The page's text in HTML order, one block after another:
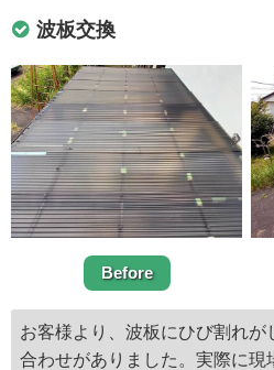
波板交換
Before
お客様より、波板にひび割れが
合わせがありました。実際に現